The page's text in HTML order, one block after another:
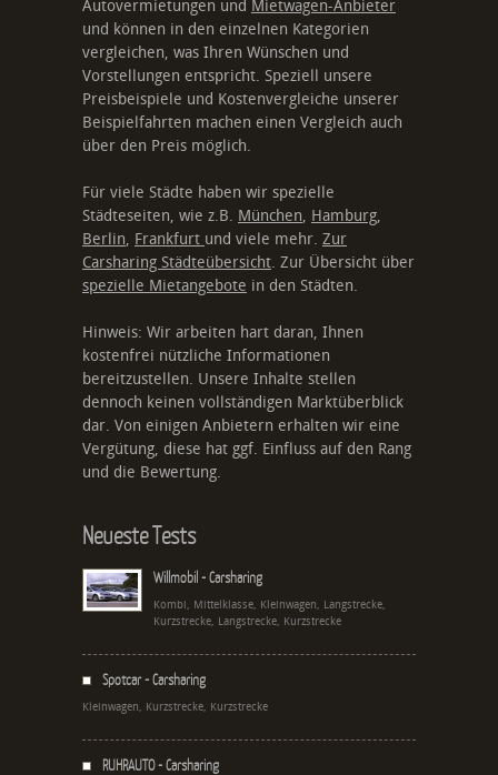
Autovermietungen und Mietwagen-Anbieter
und können in den einzelnen Kategorien
vergleichen, was Ihren Wünschen und
Vorstellungen entspricht. Speziell unsere
Preisbeispiele und Kostenvergleiche unserer
Beispielfahrten machen einen Vergleich auch
über den Preis möglich.
Für viele Städte haben wir spezielle
Städteseiten, wie z.B. München, Hamburg,
Berlin, Frankfurt und viele mehr. Zur
Carsharing Städteübersicht. Zur Übersicht über
spezielle Mietangebote in den Städten.
Hinweis: Wir arbeiten hart daran, Ihnen
kostenfrei nützliche Informationen
bereitzustellen. Unsere Inhalte stellen
dennoch keinen vollständigen Marktüberblick
dar. Von einigen Anbietern erhalten wir eine
Vergütung, diese hat ggf. Einfluss auf den Rang
und die Bewertung.
Neueste Tests
Willmobil - Carsharing
Kombi, Mittelklasse, Kleinwagen, Langstrecke,
Kurzstrecke, Langstrecke, Kurzstrecke
Spotcar - Carsharing
Kleinwagen, Kurzstrecke, Kurzstrecke
RUHRAUTO - Carsharing